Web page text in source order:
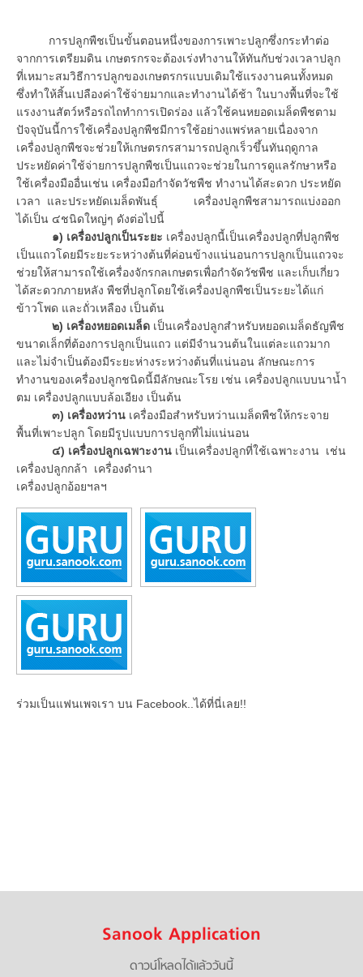
การปลูกพืชเป็นขั้นตอนหนึ่งของการเพาะปลูกซึ่งกระทำต่อ
จากการเตรียมดิน เกษตรกรจะต้องเร่งทำงานให้ทันกับช่วงเวลาปลูก
ที่เหมาะสมวิธีการปลูกของเกษตรกรแบบเดิมใช้แรงงานคนทั้งหมด
ซึ่งทำให้สิ้นเปลืองค่าใช้จ่ายมากและทำงานได้ช้า ในบางพื้นที่จะใช้
แรงงานสัตว์หรือรถไถทำการเปิดร่อง แล้วใช้คนหยอดเมล็ดพืชตาม
ปัจจุบันนี้การใช้เครื่องปลูกพืชมีการใช้อย่างแพร่หลายเนื่องจาก
เครื่องปลูกพืชจะช่วยให้เกษตรกรสามารถปลูกเร็วขึ้นทันฤดูกาล
ประหยัดค่าใช้จ่ายการปลูกพืชเป็นแถวจะช่วยในการดูแลรักษาหรือ
ใช้เครื่องมืออื่นเช่น เครื่องมือกำจัดวัชพืช ทำงานได้สะดวก ประหยัด
เวลา และประหยัดเมล็ดพันธุ์ เครื่องปลูกพืชสามารถแบ่งออก
ได้เป็น ๔ชนิดใหญ่ๆ ดังต่อไปนี้
๑) เครื่องปลูกเป็นระยะ เครื่องปลูกนี้เป็นเครื่องปลูกที่ปลูกพืช
เป็นแถวโดยมีระยะระหว่างต้นที่ค่อนข้างแน่นอนการปลูกเป็นแถวจะ
ช่วยให้สามารถใช้เครื่องจักรกลเกษตรเพื่อกำจัดวัชพืช และเก็บเกี่ยว
ได้สะดวกภายหลัง พืชที่ปลูกโดยใช้เครื่องปลูกพืชเป็นระยะได้แก่
ข้าวโพด และถั่วเหลือง เป็นต้น
๒) เครื่องหยอดเมล็ด เป็นเครื่องปลูกสำหรับหยอดเมล็ดธัญพืช
ขนาดเล็กที่ต้องการปลูกเป็นแถว แต่มีจำนวนต้นในแต่ละแถวมาก
และไม่จำเป็นต้องมีระยะห่างระหว่างต้นที่แน่นอน ลักษณะการ
ทำงานของเครื่องปลูกชนิดนี้มีลักษณะโรย เช่น เครื่องปลูกแบบนาน้ำ
ตม เครื่องปลูกแบบล้อเอียง เป็นต้น
๓) เครื่องหว่าน เครื่องมือสำหรับหว่านเมล็ดพืชให้กระจาย
พื้นที่เพาะปลูก โดยมีรูปแบบการปลูกที่ไม่แน่นอน
๔) เครื่องปลูกเฉพาะงาน เป็นเครื่องปลูกที่ใช้เฉพาะงาน เช่น
เครื่องปลูกกล้า เครื่องดำนา
เครื่องปลูกอ้อยฯลฯ
ร่วมเป็นแฟนเพจเรา บน Facebook..ได้ที่นี่เลย!!
Sanook Application
ดาวน์โหลดได้แล้ววันนี้